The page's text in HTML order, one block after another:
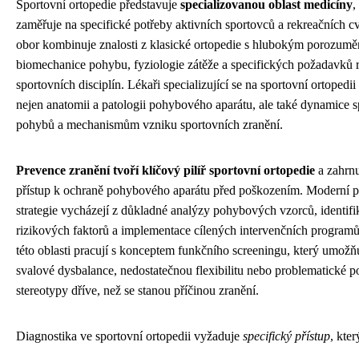
Sportovní ortopedie představuje specializovanou oblast medicíny,
zaměřuje na specifické potřeby aktivních sportovců a rekreačních
obor kombinuje znalosti z klasické ortopedie s hlubokým
biomechanice pohybu, fyziologie zátěže a specifických požadavků
sportovních disciplín. Lékaři specializující se na sportovní ortopedii
nejen anatomii a patologii pohybového aparátu, ale také dynamice
pohybů a mechanismům vzniku sportovních zranění.
Prevence zranění tvoří klíčový pilíř sportovní ortopedie a
přístup k ochraně pohybového aparátu před poškozením. Moderní
strategie vycházejí z důkladné analýzy pohybových vzorců,
rizikových faktorů a implementace cílených intervenčních
této oblasti pracují s konceptem funkčního screeningu, který
svalové dysbalance, nedostatečnou flexibilitu nebo problematické
stereotypy dříve, než se stanou příčinou zranění.
Diagnostika ve sportovní ortopedii vyžaduje specifický přístup,